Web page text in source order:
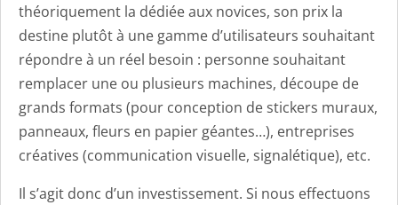
théoriquement la dédiée aux novices, son prix la
destine plutôt à une gamme d’utilisateurs souhaitant
répondre à un réel besoin : personne souhaitant
remplacer une ou plusieurs machines, découpe de
grands formats (pour conception de stickers muraux,
panneaux, fleurs en papier géantes…), entreprises
créatives (communication visuelle, signalétique), etc.
Il s’agit donc d’un investissement. Si nous effectuons